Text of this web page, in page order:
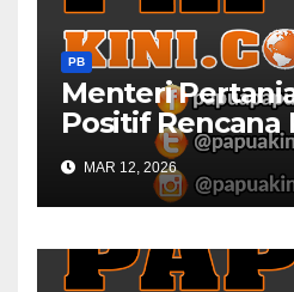
PB
Menteri
Positif Rencana
Sawah dan
Barat
MAR 12, 2026